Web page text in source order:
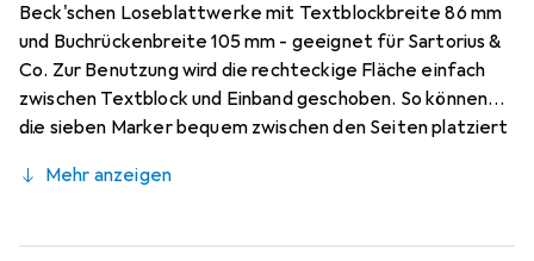
Beck'schen Loseblattwerke mit Textblockbreite 86 mm
und Buchrückenbreite 105 mm - geeignet für Sartorius &
Co. Zur Benutzung wird die rechteckige Fläche einfach
zwischen Textblock und Einband geschoben. So können
die sieben Marker bequem zwischen den Seiten platziert
juristische Accessoires und Erfinder der Original
den C. H. Beck Verlag. Unsere Produkte wurden im Laufe
Mehr anzeigen